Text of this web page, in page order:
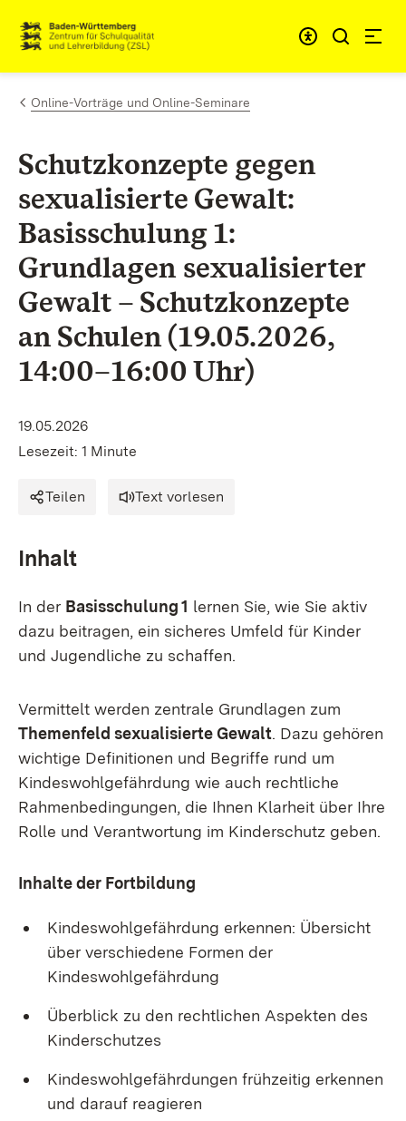
Zum Inhalt springen
Link zur Startseite
Online-Vorträge und Online-Seminare
Schutzkonzepte gegen
sexualisierte Gewalt:
Basisschulung 1:
Grundlagen sexualisierter
Gewalt – Schutzkonzepte
an Schulen (19.05.2026,
14:00–16:00 Uhr)
19.05.2026
Lesezeit: 1 Minute
Teilen Text vorlesen
Inhalt
In der Basisschulung 1 lernen Sie, wie Sie aktiv
dazu beitragen, ein sicheres Umfeld für Kinder
und Jugendliche zu schaffen.
Vermittelt werden zentrale Grundlagen zum
Themenfeld sexualisierte Gewalt. Dazu gehören
wichtige Definitionen und Begriffe rund um
Kindeswohlgefährdung wie auch rechtliche
Rahmenbedingungen, die Ihnen Klarheit über Ihre
Rolle und Verantwortung im Kinderschutz geben.
Inhalte der Fortbildung
Kindeswohlgefährdung erkennen: Übersicht
über verschiedene Formen der
Kindeswohlgefährdung
Überblick zu den rechtlichen Aspekten des
Kinderschutzes
Kindeswohlgefährdungen frühzeitig erkennen
und darauf reagieren